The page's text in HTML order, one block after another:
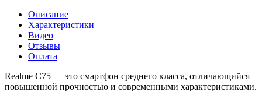
Описание
Характеристики
Видео
Отзывы
Оплата
Realme C75 — это смартфон среднего класса, отличающийся
повышенной прочностью и современными характеристиками.